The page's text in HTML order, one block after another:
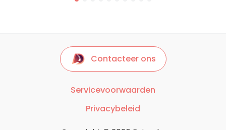
Contacteer ons
Servicevoorwaarden
Privacybeleid